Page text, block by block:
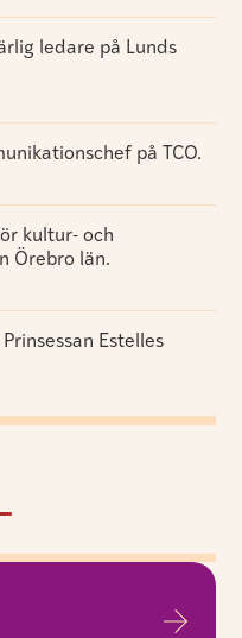
ledare på Lunds
på TCO.
kultur- och
Örebro län.
Estelles